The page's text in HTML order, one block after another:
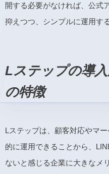
開する必要がなければ、公式
抑えつつ、シンプルに運用す
Lステップの導
の特徴
Lステップは、顧客対応やマ
的に運用できることから、
ないと感じる企業に大きなメ